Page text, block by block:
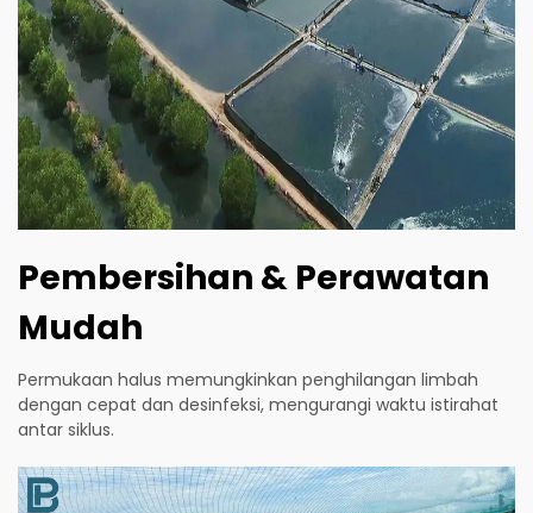
Pembersihan & Perawatan
Mudah
Permukaan halus memungkinkan penghilangan limbah
dengan cepat dan desinfeksi, mengurangi waktu istirahat
antar siklus.